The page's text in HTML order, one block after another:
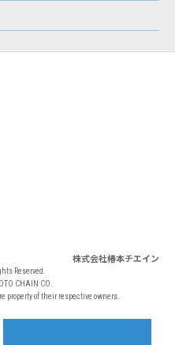
株式会社椿本チエイン
Reserved.
CHAIN CO.
property of their respective owners.